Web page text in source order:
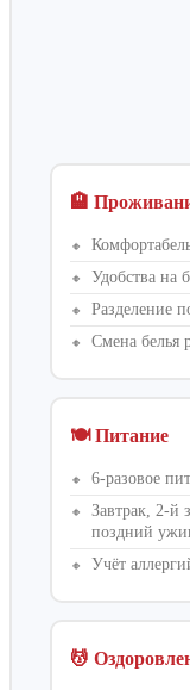
🏨
Удобства на
Разделение
Смена белья
🍽️ Питание
6-разовое
Завтрак, 2-й
поздний
Учёт
💆